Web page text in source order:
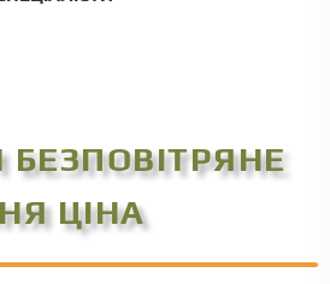
ЦІНА